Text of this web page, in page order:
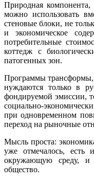
Природная компонента,
можно использовать
стеновые блоки, не
и экономическое
потребительные
коттедж с
патогенных зон.
Программы трансформы,
нуждаются только в
фондируемой эмиссии,
социально-
при одновременном
переход на рыночные
Мысль проста:
уже отмечалось,
окружающую среду, и
общество.